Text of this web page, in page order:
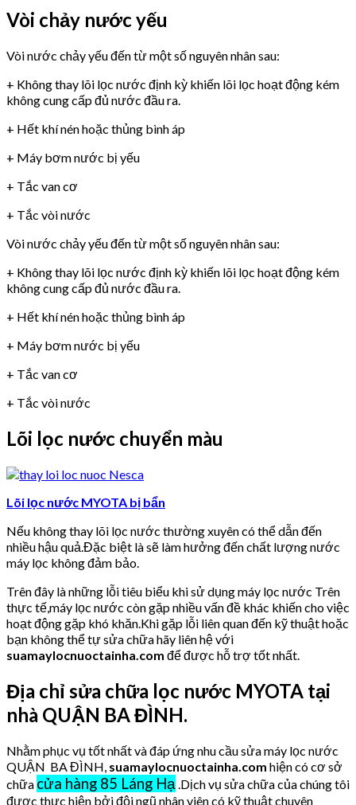
Vòi chảy nước yếu
Vòi nước chảy yếu đến từ một số nguyên nhân sau:
+ Không thay lõi lọc nước định kỳ khiến lõi lọc hoạt động kém
không cung cấp đủ nước đầu ra.
+ Hết khí nén hoặc thủng bình áp
+ Máy bơm nước bị yếu
+ Tắc van cơ
+ Tắc vòi nước
Vòi nước chảy yếu đến từ một số nguyên nhân sau:
+ Không thay lõi lọc nước định kỳ khiến lõi lọc hoạt động kém
không cung cấp đủ nước đầu ra.
+ Hết khí nén hoặc thủng bình áp
+ Máy bơm nước bị yếu
+ Tắc van cơ
+ Tắc vòi nước
Lõi lọc nước chuyển màu
Lõi lọc nước MYOTA bị bẩn
Nếu không thay lõi lọc nước thường xuyên có thể dẫn đến
nhiều hậu quả.Đặc biệt là sẽ làm hưởng đến chất lượng nước
máy lọc không đảm bảo.
Trên đây là những lỗi tiêu biểu khi sử dụng máy lọc nước Trên
thực tế,máy lọc nước còn gặp nhiều vấn đề khác khiến cho việc
hoạt động gặp khó khăn.Khi gặp lỗi liên quan đến kỹ thuật hoặc
bạn không thể tự sửa chữa hãy liên hệ với
suamaylocnuoctainha.com để được hỗ trợ tốt nhất.
Địa chỉ sửa chữa lọc nước MYOTA tại
nhà QUẬN BA ĐÌNH.
Nhằm phục vụ tốt nhất và đáp ứng nhu cầu sửa máy lọc nước
QUẬN BA ĐÌNH, suamaylocnuoctainha.com hiện có cơ sở
chữa cửa hàng 85 Láng Hạ .Dịch vụ sửa chữa của chúng tôi
được thực hiện bởi đội ngũ nhân viên có kỹ thuật chuyên